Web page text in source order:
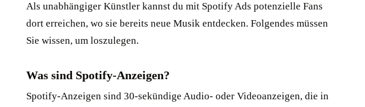
Als unabhängiger Künstler kannst du mit Spotify Ads potenzielle Fans
dort erreichen, wo sie bereits neue Musik entdecken. Folgendes müssen
Sie wissen, um loszulegen.
Was sind Spotify-Anzeigen?
Spotify-Anzeigen sind 30-sekündige Audio- oder Videoanzeigen, die in